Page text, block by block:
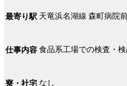
最寄り駅 天竜浜名湖線 森町病院
仕事内容 食品系工場での検査・検
寮・社宅 なし